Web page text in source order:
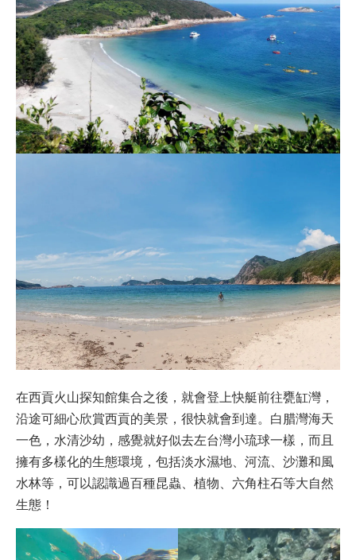
在西貢火山探知館集合之後，就會登上快艇前往甕缸灣，
沿途可細心欣賞西貢的美景，很快就會到達。白腊灣海天
一色，水清沙幼，感覺就好似去左台灣小琉球一樣，而且
擁有多樣化的生態環境，包括淡水濕地、河流、沙灘和風
水林等，可以認識過百種昆蟲、植物、六角柱石等大自然
生態！